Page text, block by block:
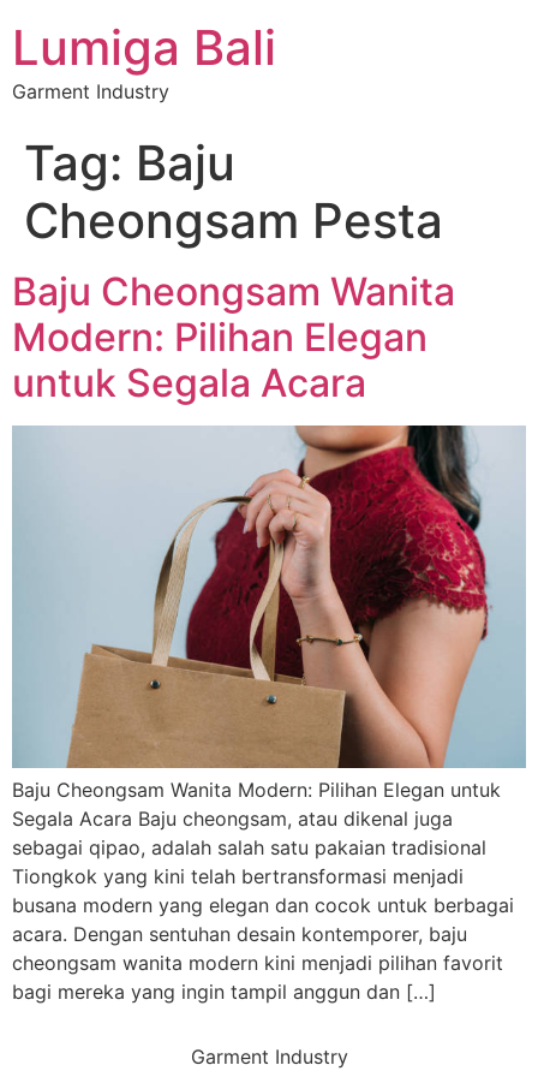
Lumiga Bali
Garment Industry
Tag: Baju
Cheongsam Pesta
Baju Cheongsam Wanita
Modern: Pilihan Elegan
untuk Segala Acara
Baju Cheongsam Wanita Modern: Pilihan Elegan untuk
Segala Acara Baju cheongsam, atau dikenal juga
sebagai qipao, adalah salah satu pakaian tradisional
Tiongkok yang kini telah bertransformasi menjadi
busana modern yang elegan dan cocok untuk berbagai
acara. Dengan sentuhan desain kontemporer, baju
cheongsam wanita modern kini menjadi pilihan favorit
bagi mereka yang ingin tampil anggun dan […]
Garment Industry